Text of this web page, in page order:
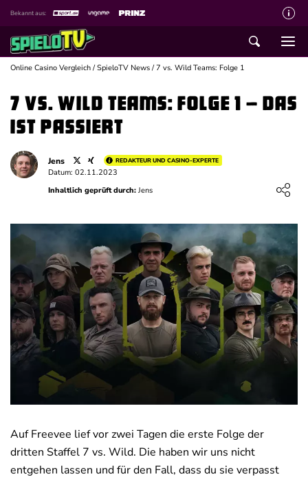
Bekannt aus:
Über spieloTV
Wie wir bewerten
Die SpieloTV Crew
Datenschutzerklärung
Affiliate Disclaimer
Schreiber gesucht
Spielsucht Hilfe
Deals News
Online Casino Vergleich /SpieloTV News /7 vs. Wild Teams: Folge 1
7 vs. Wild Teams: Folge 1 – das
ist passiert
Jens REDAKTEUR UND CASINO-EXPERTE
Loading ...
Datum: 02.11.2023
Inhaltlich geprüft durch: Jens
Auf Freevee lief vor zwei Tagen die erste Folge der
dritten Staffel 7 vs. Wild. Die haben wir uns nicht
entgehen lassen und für den Fall, dass du sie verpasst